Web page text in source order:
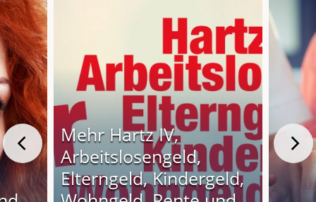
Mehr Hartz IV,
Arbeitslosengeld,
Elterngeld, Kindergeld,